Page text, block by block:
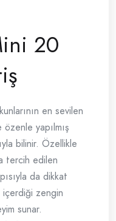
20
en sevilen
yapılmış
bilinir. Özellikle
tercih edilen
da dikkat
zengin
sunar.